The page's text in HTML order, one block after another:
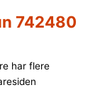
742480
har flere